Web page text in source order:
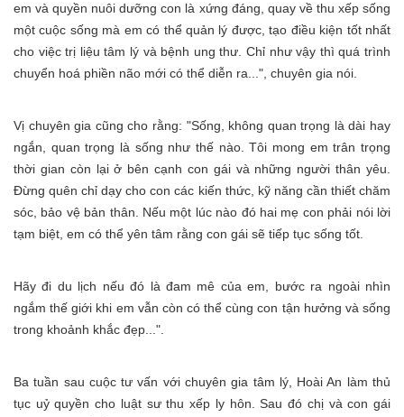
em và quyền nuôi dưỡng con là xứng đáng, quay về thu xếp sống
một cuộc sống mà em có thể quản lý được, tạo điều kiện tốt nhất
cho việc trị liệu tâm lý và bệnh ung thư. Chỉ như vậy thì quá trình
chuyển hoá phiền não mới có thể diễn ra...", chuyên gia nói.
Vị chuyên gia cũng cho rằng: "Sống, không quan trọng là dài hay
ngắn, quan trọng là sống như thế nào. Tôi mong em trân trọng
thời gian còn lại ở bên cạnh con gái và những người thân yêu.
Đừng quên chỉ dạy cho con các kiến thức, kỹ năng cần thiết chăm
sóc, bảo vệ bản thân. Nếu một lúc nào đó hai mẹ con phải nói lời
tạm biệt, em có thể yên tâm rằng con gái sẽ tiếp tục sống tốt.
Hãy đi du lịch nếu đó là đam mê của em, bước ra ngoài nhìn
ngắm thế giới khi em vẫn còn có thể cùng con tận hưởng và sống
trong khoảnh khắc đẹp...".
Ba tuần sau cuộc tư vấn với chuyên gia tâm lý, Hoài An làm thủ
tục uỷ quyền cho luật sư thu xếp ly hôn. Sau đó chị và con gái